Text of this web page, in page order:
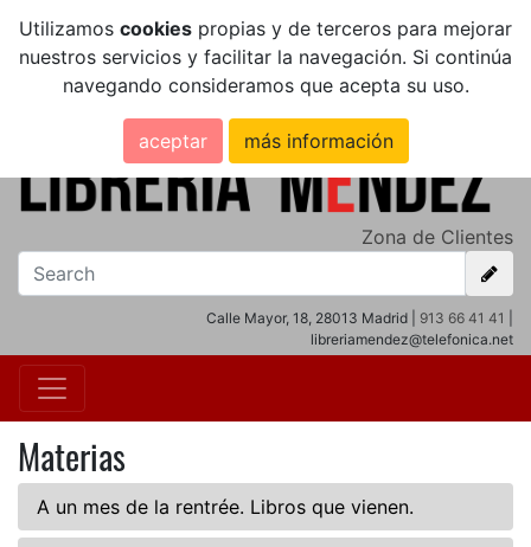
Utilizamos cookies propias y de terceros para mejorar
nuestros servicios y facilitar la navegación. Si continúa
navegando consideramos que acepta su uso.
aceptar más información
Zona de Clientes
Calle Mayor, 18, 28013 Madrid | 913 66 41 41
libreriamendez@telefonica.net
Materias
A un mes de la rentrée. Libros que vienen.